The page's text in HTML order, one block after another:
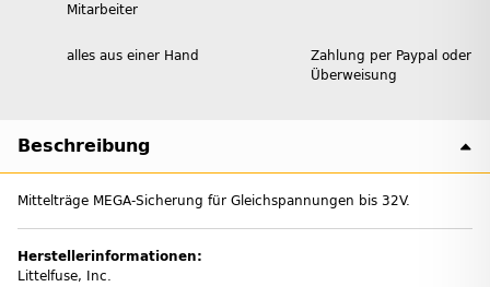
Mitarbeiter
alles aus einer Hand
Zahlung per Paypal oder
Überweisung
Beschreibung
Mittelträge MEGA-Sicherung für Gleichspannungen bis 32V.
Herstellerinformationen:
Littelfuse, Inc.